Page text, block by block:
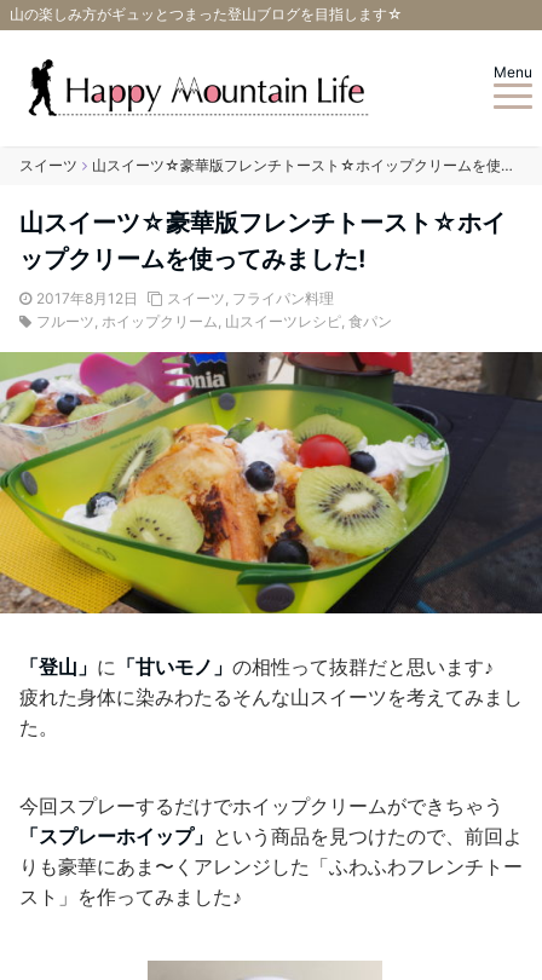
山の楽しみ方がギュッとつまった登山ブログを目指します☆
Menu
スイーツ 山スイーツ☆豪華版フレンチトースト☆ホイップクリームを使ってみました!
山スイーツ☆豪華版フレンチトースト☆ホイ
ップクリームを使ってみました!
2017年8月12日 スイーツ, フライパン料理
フルーツ, ホイップクリーム, 山スイーツレシピ, 食パン
「登山」 に 「甘いモノ」 の相性って抜群だと思います♪
疲れた身体に染みわたるそんな山スイーツを考えてみまし
た。
今回スプレーするだけでホイップクリームができちゃう
「スプレーホイップ」 という商品を見つけたので、前回よ
りも豪華にあま〜くアレンジした「ふわふわフレンチトー
スト」を作ってみました♪